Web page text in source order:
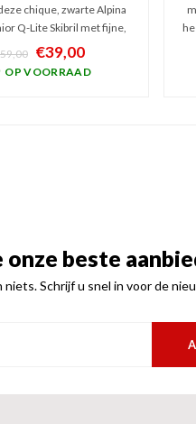
chique, zwarte Alpina
Q-Lite Skibril met fijne,
spiegellens (Cat. 2).
uw junior tegen UV en
straling en geeft optimaal
€39,00
OP VOORRAAD
beste
Schrijf u snel in voor de